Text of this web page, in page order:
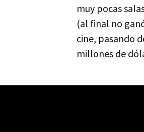
muy pocas
(al final no
cine, pasando
millones de